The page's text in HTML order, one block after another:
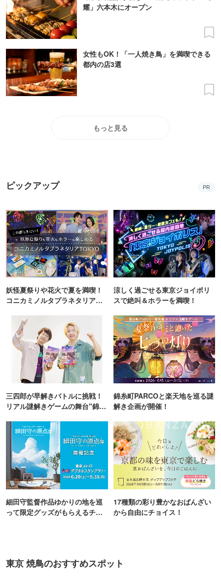
耀」六本木にオープン
女性もOK！「一人焼き鳥」を満喫できる
都内の店3選
もっと見る
ピックアップ PR
妖怪夏祭りや花火で夏を満喫！
コニカミノルタプラネタリア
涼しく過ごせる東京ジョイポリ
スで絶叫＆ホラーを満喫！
三四郎が早解きバトルに挑戦！
リアル謎解きゲームの舞台"錦糸
錦糸町PARCOと楽天地を巡る謎
解き企画が開催！
細田守監督作品ゆかりの地を巡
って限定グッズがもらえるチャ
17種類の彩り豊かなおばんざい
から自由にチョイス！
東京 焼鳥のおすすめスポット